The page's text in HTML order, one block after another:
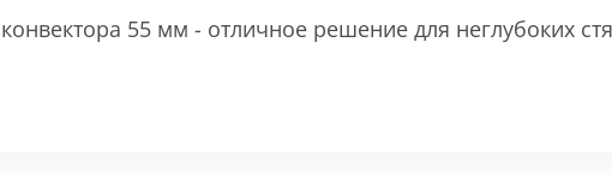
55 мм - отличное решение для неглубоких